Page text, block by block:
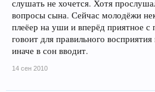
слушать не хочется. Хотя
вопросы сына. Сейчас молодёжи
плеёер на уши и вперёд приятное
говоит для правильного
иначе в сон вводит.
14 сен 2010